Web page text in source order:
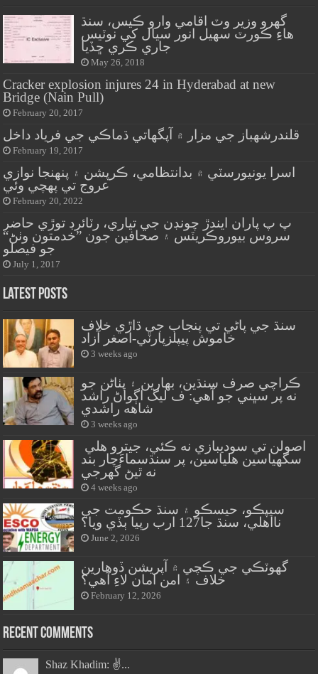
گهرو وزير وٽ اقامي وارو ڪيس، سنڌ
هاءِ ڪورٽ سهيل انور سيال کي نوٽيس
جاري ڪري ڇڏيا
May 26, 2018
Cracker explosion injures 24 in Hyderabad at new
Bridge (Nain Pull)
February 20, 2017
قلندرشهباز جي مزار ۾ آپگهاتي ڌماڪي جي فرياد داخل
February 19, 2017
اسرا يونيورسٽي ۾ بدانتظامي، ڪرپشن ۽ پنهنجا نوازي
عروج تي پهچي وئي
February 20, 2022
پ پ پاران ايندڙ چونڊن جي تياري، رٽائرڊ توڙي حاضر
سروس بيوروڪريٽس ۽ صحافين جون ”خدمتون وٺڻ“
جو فيصلو
July 1, 2017
Latest Posts
سنڌ جي پاڻي تي پنجاب جي ڌاڙي خلاف
خاموش پيپلزپارٽي-اصغر آزاد
3 weeks ago
ڪراچي صرف سنڌين، بهارين ۽ پٺاڻن جو
نه پر سڀني جو آهي: ف ليگ اڳواڻ راشد
شاهه راشدي
3 weeks ago
سگهياسين هلياسين، پر سنڌسماءَچار بند
نه ٿيڻ گهرجي
4 weeks ago
سيپڪو، حيسڪو ۽ سنڌ حڪومت جي
نااهلي، سنڌ جا127 ارب رپيا ٻڏي ويا؟
June 2, 2026
گهوٽڪي جي ڪچي ۾ آپريشن ڏوهارين
خلاف ۽ امن امان لاءِ آهي؟
February 12, 2026
Recent Comments
Shaz Khadim: ✌️...